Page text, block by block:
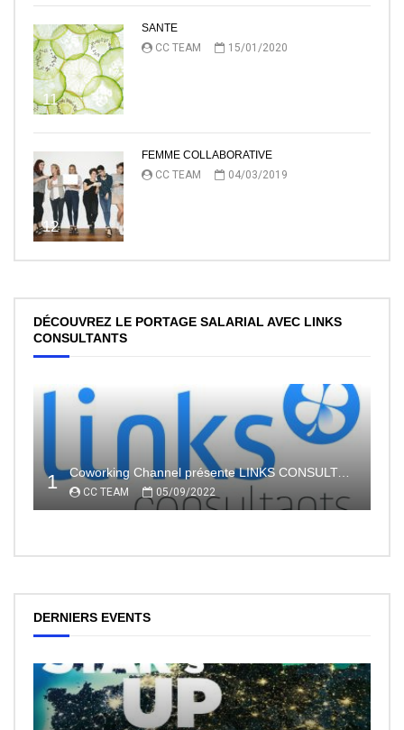
11
SANTE
CC TEAM
15/01/2020
12
FEMME COLLABORATIVE
CC TEAM
04/03/2019
DÉCOUVREZ LE PORTAGE SALARIAL AVEC LINKS
CONSULTANTS
1 Coworking Channel présente LINKS CONSULTANTS, l’indépendance en toute sécurité avec le portage salarial
CC TEAM 05/09/2022
DERNIERS EVENTS